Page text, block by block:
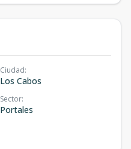
Ciudad:
Los Cabos
Sector:
Portales